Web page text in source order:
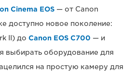
Cinema EOS — от Canon
доступно новое поколение:
II) до Canon EOS C700 — и
выбирать оборудование для
на простую камеру для